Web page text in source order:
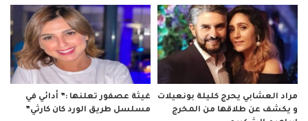
مراد العشابي يحرج كليلة بونعيلات
و يكشف عن طلاقها من المخرج
غيثة عصفور تعلنها :” أدائي في
مسلسل طريق الورد كان كارثي”